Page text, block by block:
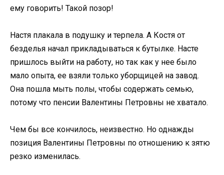
ему говорить! Такой позор!
Настя плакала в подушку и терпела. А Костя от
безделья начал прикладываться к бутылке. Насте
пришлось выйти на работу, но так как у нее было
мало опыта, ее взяли только уборщицей на завод.
Она пошла мыть полы, чтобы содержать семью,
потому что пенсии Валентины Петровны не хватало.
Чем бы все кончилось, неизвестно. Но однажды
позиция Валентины Петровны по отношению к зятю
резко изменилась.